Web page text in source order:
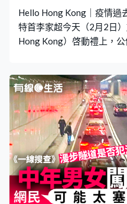
失蹤雙親。 更多香港奇
Hello Hong Kong｜疫情過
特首李家超今天（2月2日
Hong Kong）啓動禮上，
次向香港市民送出80,000
發？怎樣和在哪裡領取？
宿推介： 東京近100間酒
雪／1分鐘到JR🤩 東京13間
溫泉、桑拿，鄰近JR🤩 東
私人風呂，起床賞富士山絕
李家超今天於「你好，香
禮上，公佈一系列全球推
客派發50萬張機票。這50